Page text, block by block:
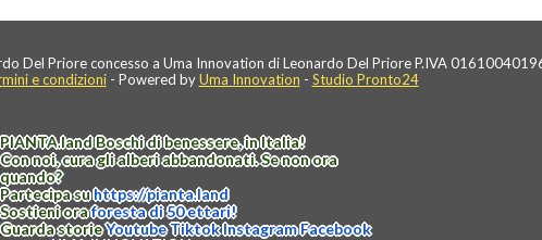
Del Priore concesso a Uma Innovation di Leonardo Del Priore P.IVA
e condizioni- Powered byUma Innovation - Studio Pronto24
PIANTA.landBoschi di benessere, in Italia!
Con noi, cura gli alberi abbandonati. Se non ora
quando?
Partecipa suhttps://pianta.land
Sostieni oraforesta di 50 ettari!
Guarda storieYoutubeTiktokInstagramFacebook